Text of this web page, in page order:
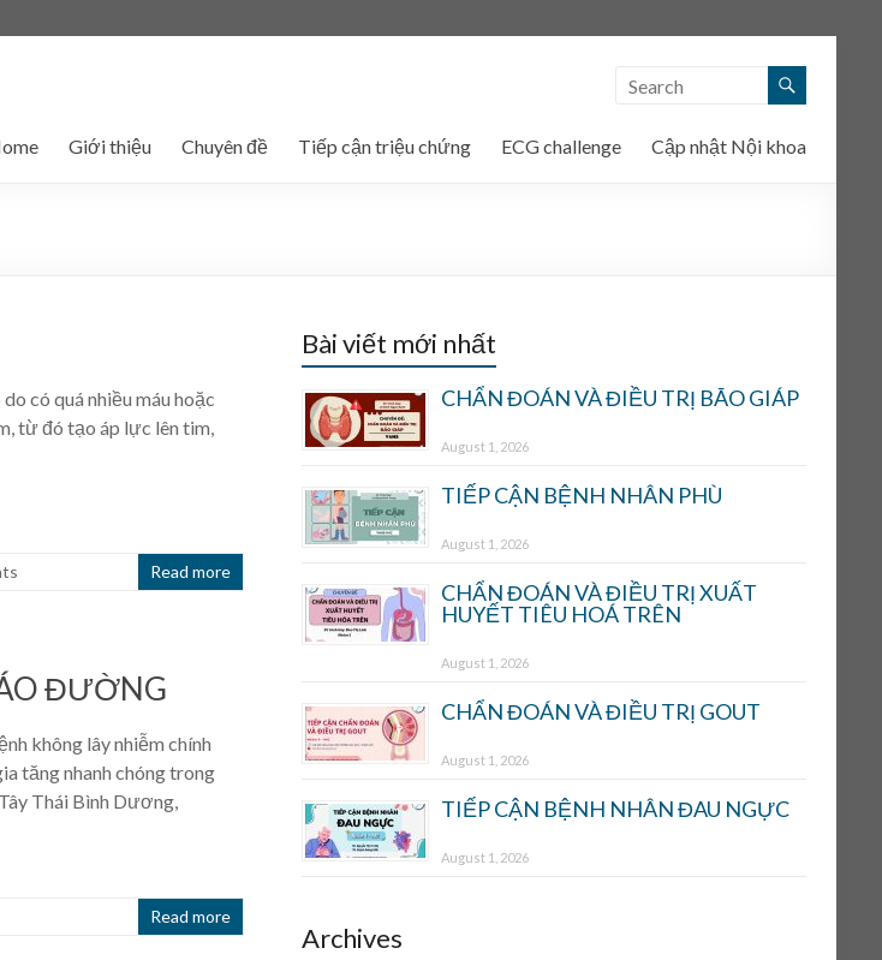
Giới thiệu Chuyên đề Tiếp cận triệu chứng ECG challenge Cập nhật Nội khoa
có quá nhiều máu hoặc
từ đó tạo áp lực lên tim,
Read more
ĐƯỜNG
không lây nhiễm chính
tăng nhanh chóng trong
Thái Bình Dương,
Read more
Bài viết mới nhất
CHẨN ĐOÁN VÀ ĐIỀU TRỊ BÃO GIÁP
August 1, 2026
TIẾP CẬN BỆNH NHÂN PHÙ
August 1, 2026
CHẨN ĐOÁN VÀ ĐIỀU TRỊ XUẤT
HUYẾT TIÊU HOÁ TRÊN
August 1, 2026
CHẨN ĐOÁN VÀ ĐIỀU TRỊ GOUT
August 1, 2026
TIẾP CẬN BỆNH NHÂN ĐAU NGỰC
August 1, 2026
Archives